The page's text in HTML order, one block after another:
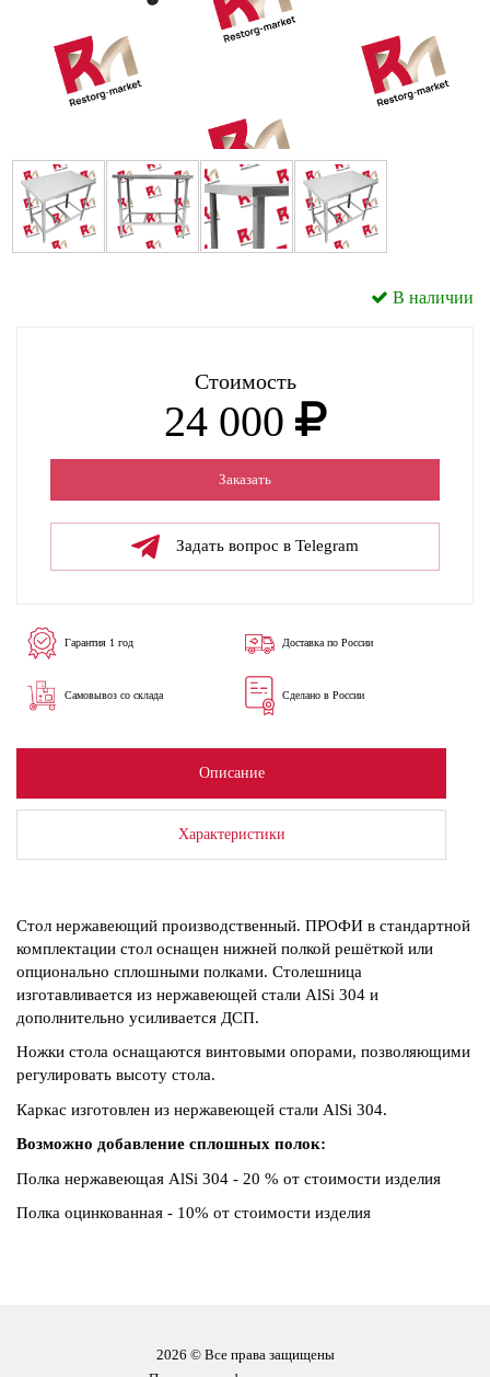
В наличии
Стоимость
24 000
Заказать
Задать вопрос в Telegram
Гарантия 1 год Доставка по России
Самовывоз со склада Сделано в России
Описание
Характеристики
Стол нержавеющий производственный. ПРОФИ в стандартной
комплектации стол оснащен нижней полкой решёткой или
опционально сплошными полками. Столешница
изготавливается из нержавеющей стали AlSi 304 и
дополнительно усиливается ДСП.
Ножки стола оснащаются винтовыми опорами, позволяющими
регулировать высоту стола.
Каркас изготовлен из нержавеющей стали AlSi 304.
Возможно добавление сплошных полок:
Полка нержавеющая AlSi 304 - 20 % от стоимости изделия
Полка оцинкованная - 10% от стоимости изделия
2026 © Все права защищены